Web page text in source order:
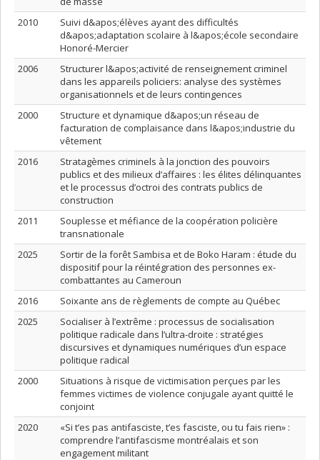
2010
Suivi d&apos;élèves ayant des difficultés
d&apos;adaptation scolaire à l&apos;école secondaire
Honoré-Mercier
2006
Structurer l&apos;activité de renseignement criminel
dans les appareils policiers: analyse des systèmes
organisationnels et de leurs contingences
2000
Structure et dynamique d&apos;un réseau de
facturation de complaisance dans l&apos;industrie du
vêtement
2016
Stratagèmes criminels à la jonction des pouvoirs
publics et des milieux d’affaires : les élites délinquantes
et le processus d’octroi des contrats publics de
construction
2011
Souplesse et méfiance de la coopération policière
transnationale
2025
Sortir de la forêt Sambisa et de Boko Haram : étude du
dispositif pour la réintégration des personnes ex-
combattantes au Cameroun
2016
Soixante ans de règlements de compte au Québec
2025
Socialiser à l’extrême : processus de socialisation
politique radicale dans l’ultra-droite : stratégies
discursives et dynamiques numériques d’un espace
politique radical
2000
Situations à risque de victimisation perçues par les
femmes victimes de violence conjugale ayant quitté le
conjoint
2020
«Si t’es pas antifasciste, t’es fasciste, ou tu fais rien» :
comprendre l’antifascisme montréalais et son
engagement militant